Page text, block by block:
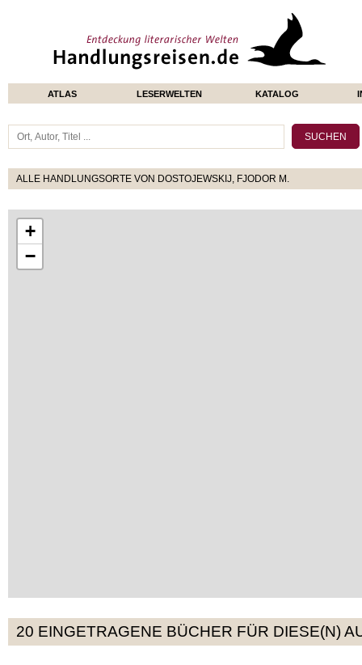
ATLAS LESERWELTEN KATALOG
ALLE HANDLUNGSORTE VON DOSTOJEWSKIJ, FJODOR M.
+
−
20 EINGETRAGENE BÜCHER FÜR DIESE(N)